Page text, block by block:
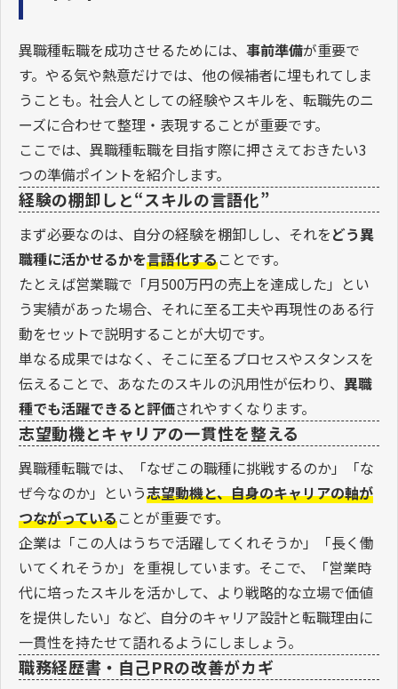
異職種転職を成功させるためには、 事前準備が重要で
す。やる気や熱意だけでは、他の候補者に埋もれてしま
うことも。社会人としての経験やスキルを、転職先のニ
ーズに合わせて整理・表現することが重要です。
ここでは、異職種転職を目指す際に押さえておきたい3
つの準備ポイントを紹介します。
経験の棚卸しと“スキルの言語化”
まず必要なのは、自分の経験を棚卸しし、それをどう異
職種に活かせるかを言語化することです。
たとえば営業職で「月500万円の売上を達成した」とい
う実績があった場合、それに至る工夫や再現性のある行
動をセットで説明することが大切です。
単なる成果ではなく、そこに至るプロセスやスタンスを
伝えることで、あなたのスキルの汎用性が伝わり、 異職
種でも活躍できると評価されやすくなります。
志望動機とキャリアの一貫性を整える
異職種転職では、「なぜこの職種に挑戦するのか」「な
ぜ今なのか」という志望動機と、自身のキャリアの軸が
つながっていることが重要です。
企業は「この人はうちで活躍してくれそうか」「長く働
いてくれそうか」を重視しています。そこで、「営業時
代に培ったスキルを活かして、より戦略的な立場で価値
を提供したい」など、自分のキャリア設計と転職理由に
一貫性を持たせて語れるようにしましょう。
職務経歴書・自己PRの改善がカギ